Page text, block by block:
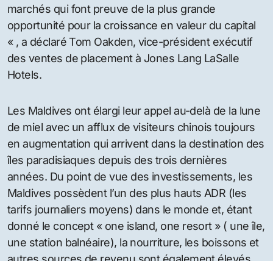
Selon Jones Lang LaSalle Hotels, la Thaïlande,
l’Indonésie et les Maldives sont les prochains
dans la région Asie-Pacifique dans les années à
venir.
«Nous voyons un potentiel fantastique venant de la
Thaïlande, de l’Indonésie et des Maldives, soutenu
par la hausse du RevPAR (revenu par chambre
disponible), l’intérêt des investisseurs et la
demande de transport maintenue. Tandis que les
transactions hôtelières en Asie et dans le monde